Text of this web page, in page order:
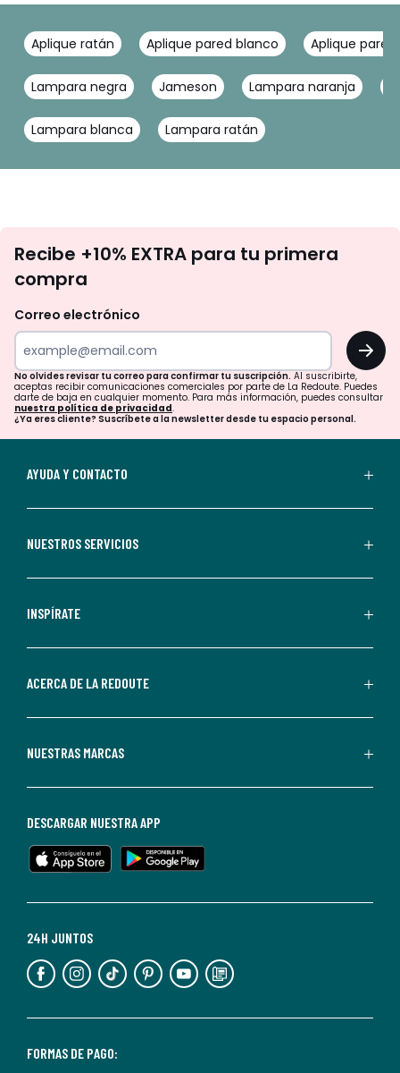
Aplique ratán Aplique pared blanco Aplique
Lampara negra Jameson Lampara naranja
Lampara blanca Lampara ratán
te
tu
para
confirmar
tu
suscripción.
aceptas
comerciales
personalizadas
parte
Redoute.
de
en
cualquier
Para
información,
puedes
nuestra
Recibe +10% EXTRA para tu primera
compra
Correo electrónico
OK
No olvides revisar tu correo para confirmar tu suscripción. Al suscribirte,
aceptas recibir comunicaciones comerciales por parte de La Redoute. Puedes
darte de baja en cualquier momento. Para más información, puedes consultar
nuestra política de privacidad.
¿Ya eres cliente? Suscríbete a la newsletter desde tu espacio personal.
AYUDA Y CONTACTO
NUESTROS SERVICIOS
INSPÍRATE
ACERCA DE LA REDOUTE
NUESTRAS MARCAS
FORMAS DE PAGO:
24H JUNTOS
DESCARGAR NUESTRA APP